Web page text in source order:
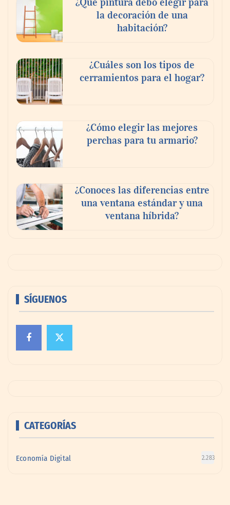
la decoración de una
habitación?
¿Cuáles son los tipos de
cerramientos para el hogar?
¿Cómo elegir las mejores
perchas para tu armario?
¿Conoces las diferencias entre
una ventana estándar y una
ventana híbrida?
SÍGUENOS
CATEGORÍAS
Economía Digital 2.283